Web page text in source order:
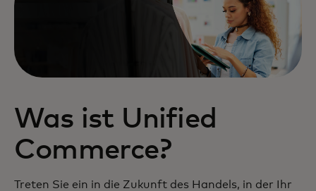
Was ist Unified
Commerce?
Treten Sie ein in die Zukunft des Handels, in der Ihr